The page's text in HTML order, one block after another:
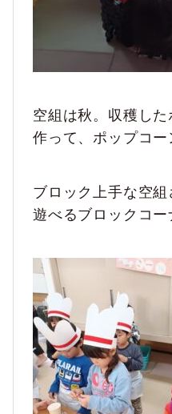
空組は秋。収穫し
作って、ポップコー
ブロック上手な空
遊べるブロックコー